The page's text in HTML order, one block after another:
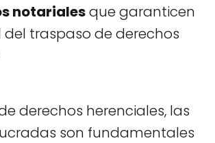
notarialesque garanticen
traspaso de derechos
derechos herenciales, las
son fundamentales